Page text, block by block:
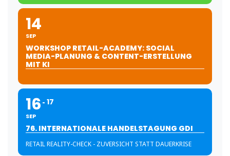
14
SEP
WORKSHOP RETAIL-ACADEMY: SOCIAL
MEDIA-PLANUNG & CONTENT-ERSTELLUNG
MIT KI
16
SEP
17
76. INTERNATIONALE HANDELSTAGUNG GDI
RETAIL REALITY-CHECK - ZUVERSICHT STATT DAUERKRISE